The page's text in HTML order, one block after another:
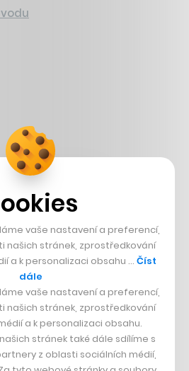
na Šumavě
vaše nastavení a preferencí,
našich stránek, zprostředkování
a k personalizaci obsahu … Číst
dále
vaše nastavení a preferencí,
našich stránek, zprostředkování
a k personalizaci obsahu.
stránek také dále sdílíme s
z oblasti sociálních médií,